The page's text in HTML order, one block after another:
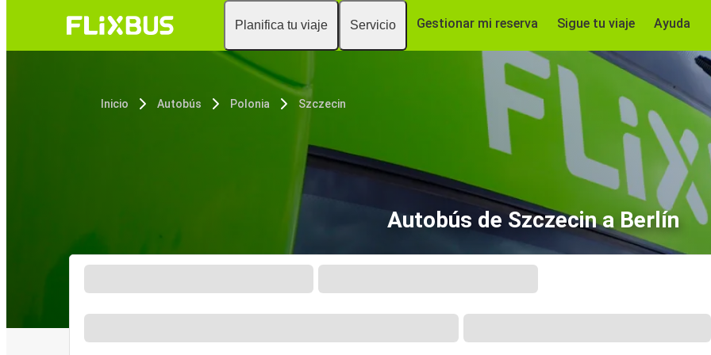
Planifica tu viaje Servicio Gestionar mi reserva Sigue tu viaje Ayuda
Inicio Autobús Polonia Szczecin
Autobús de Szczecin a Berlín